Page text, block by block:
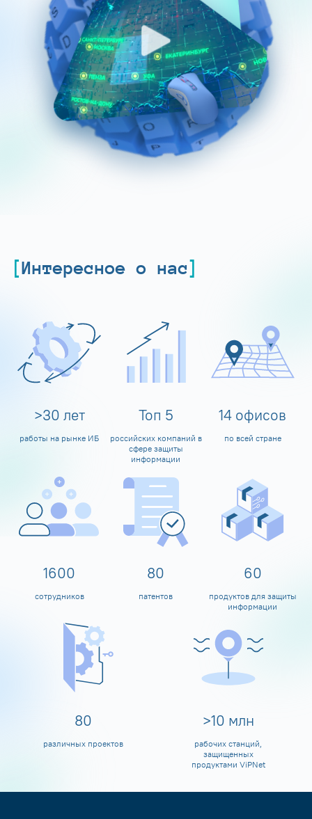
Интересное о нас
>30 лет
работы на рынке ИБ
Топ 5
российских компаний в
сфере защиты
информации
14 офисов
по всей стране
1600
сотрудников
80
патентов
60
продуктов для защиты
информации
80
различных проектов
>10 млн
рабочих станций,
защищенных
продуктами ViPNet